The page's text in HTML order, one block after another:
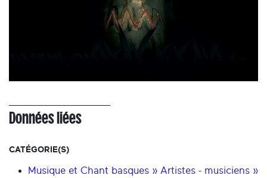
Données liées
CATÉGORIE(S)
Musique et Chant basques » Artistes - musiciens »